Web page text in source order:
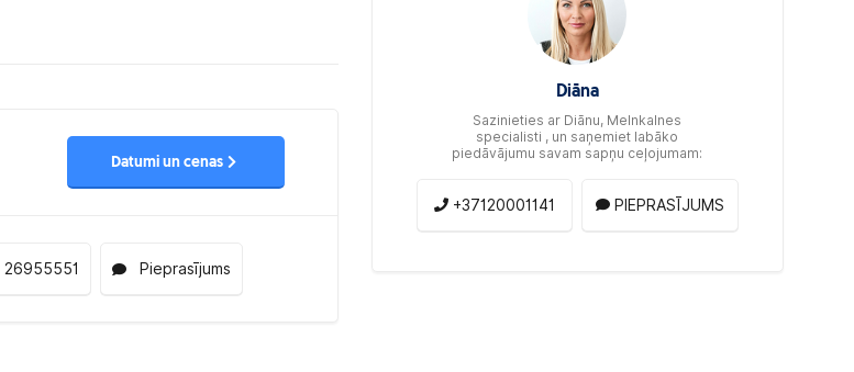
Datumi un cenas
26955551 Pieprasījums
Diāna
Sazinieties ar Diānu, Melnkalnes
specialisti , un saņemiet labāko
piedāvājumu savam sapņu ceļojumam:
+37120001141 PIEPRASĪJUMS